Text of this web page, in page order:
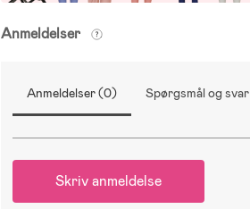
Anmeldelser
Anmeldelser (0) Spørgsmål og
Skriv anmeldelse